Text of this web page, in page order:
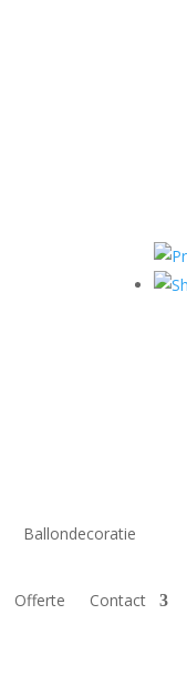
Ballondecoratie
Offerte Contact